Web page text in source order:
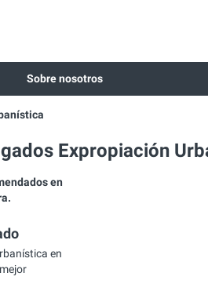
Sobre nosotros
Expropiación
en
en